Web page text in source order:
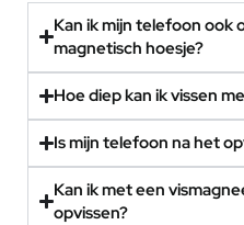
Kan ik mijn telefoon ook
magnetisch hoesje?
Hoe diep kan ik vissen
Is mijn telefoon na het
Kan ik met een
opvissen?